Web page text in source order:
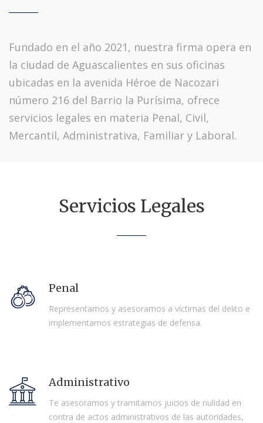
Fundado en el año 2021, nuestra firma opera en
la ciudad de Aguascalientes en sus oficinas
ubicadas en la avenida Héroe de Nacozari
número 216 del Barrio la Purísima, ofrece
servicios legales en materia Penal, Civil,
Mercantil, Administrativa, Familiar y Laboral.
Servicios Legales
Penal
Representamos y asesoramos a víctimas del delito e
implementamos estrategias de defensa.
Administrativo
Te asesoramos y tramitamos juicios de nulidad en
contra de actos administrativos de las autoridades,